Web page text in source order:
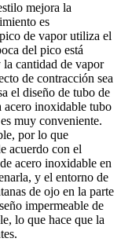
mejora la
es
de vapor utiliza el
del pico está
cantidad de vapor
de contracción sea
el diseño de tubo de
acero inoxidable tubo
muy conveniente.
por lo que
acuerdo con el
acero inoxidable en
y el entorno de
de ojo en la parte
impermeable de
lo que hace que la